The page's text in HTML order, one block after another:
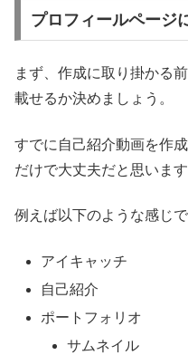
プロフィールページ
まず、作成に取り掛かる
載せるか決めましょう。
すでに自己紹介動画を作
だけで大丈夫だと思います
例えば以下のような感じで
アイキャッチ
自己紹介
ポートフォリオ
サムネイル